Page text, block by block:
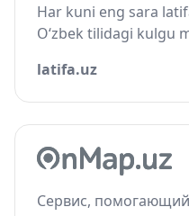
Har kuni eng sara
O‘zbek tilidagi kulgu
latifa.uz
Сервис,